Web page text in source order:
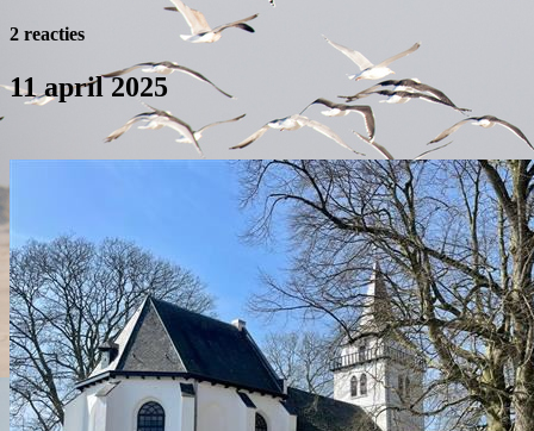
2 reacties
11 april 2025